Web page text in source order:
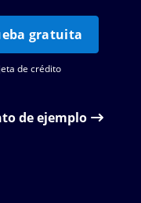
gratuita
de crédito
de ejemplo